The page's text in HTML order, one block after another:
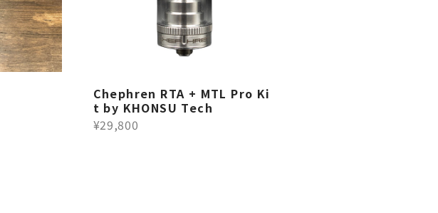
Chephren RTA + MTL Pro Ki
t by KHONSU Tech
¥29,800